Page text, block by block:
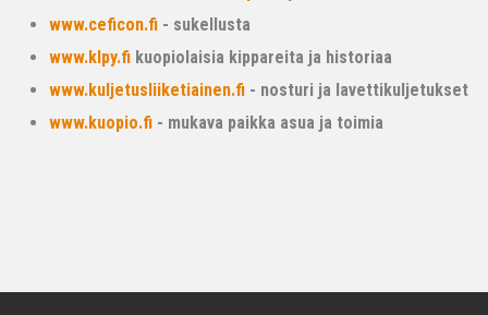
www.ceficon.fi - sukellusta
www.klpy.fi kuopiolaisia kippareita ja historiaa
www.kuljetusliiketiainen.fi - nosturi ja lavettikuljetukset
www.kuopio.fi - mukava paikka asua ja toimia